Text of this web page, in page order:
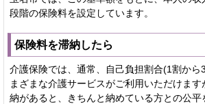
段階の保険料を設定しています。
保険料を滞納したら
介護保険では、通常、自己負担割合(1割から
まざまな介護サービスがご利用いただけま
納があると、きちんと納めている方との公